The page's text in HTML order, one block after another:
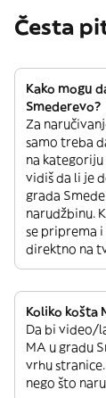
Česta
Kako mogu
Smederevo?
Za
samo treba
na kategoriju
vidiš da li je
grada
narudžbinu.
se priprema
direktno na
Koliko košta
Da bi video/
MA u gradu
vrhu
nego što